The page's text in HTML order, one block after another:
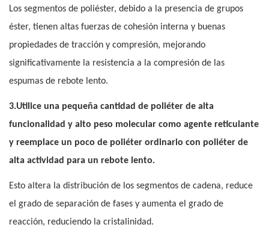
Los segmentos de poliéster, debido a la presencia de grupos
éster, tienen altas fuerzas de cohesión interna y buenas
propiedades de tracción y compresión, mejorando
significativamente la resistencia a la compresión de las
espumas de rebote lento.
3.Utilice una pequeña cantidad de poliéter de alta
funcionalidad y alto peso molecular como agente reticulante
y reemplace un poco de poliéter ordinario con poliéter de
alta actividad para un rebote lento.
Esto altera la distribución de los segmentos de cadena, reduce
el grado de separación de fases y aumenta el grado de
reacción, reduciendo la cristalinidad.